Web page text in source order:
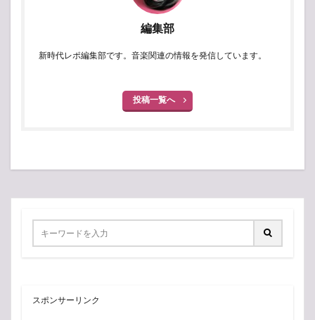
編集部
新時代レポ編集部です。音楽関連の情報を発信しています。
投稿一覧へ
スポンサーリンク